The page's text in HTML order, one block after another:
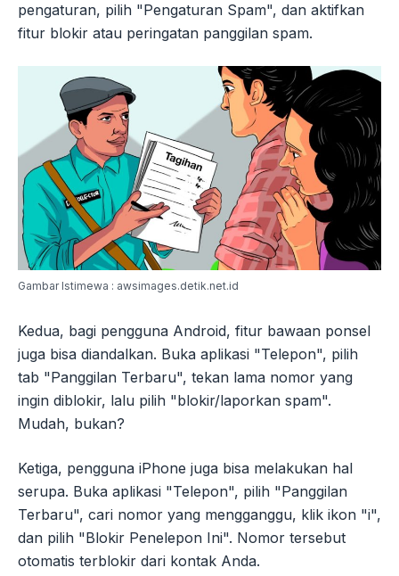
pengaturan, pilih "Pengaturan Spam", dan aktifkan
fitur blokir atau peringatan panggilan spam.
Gambar Istimewa : awsimages.detik.net.id
Kedua, bagi pengguna Android, fitur bawaan ponsel
juga bisa diandalkan. Buka aplikasi "Telepon", pilih
tab "Panggilan Terbaru", tekan lama nomor yang
ingin diblokir, lalu pilih "blokir/laporkan spam".
Mudah, bukan?
Ketiga, pengguna iPhone juga bisa melakukan hal
serupa. Buka aplikasi "Telepon", pilih "Panggilan
Terbaru", cari nomor yang mengganggu, klik ikon "i",
dan pilih "Blokir Penelepon Ini". Nomor tersebut
otomatis terblokir dari kontak Anda.